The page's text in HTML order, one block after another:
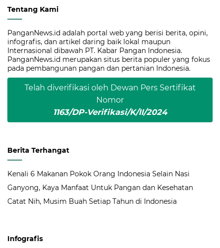
Tentang Kami
PanganNews.id adalah portal web yang berisi berita, opini,
infografis, dan artikel daring baik lokal maupun
Internasional dibawah PT. Kabar Pangan Indonesia.
PanganNews.id merupakan situs berita populer yang fokus
pada pembangunan pangan dan pertanian Indonesia.
Telah diverifikasi oleh Dewan Pers Sertifikat
Nomor
1163/DP-Verifikasi/K/II/2024
Berita Terhangat
Kenali 6 Makanan Pokok Orang Indonesia Selain Nasi
Ganyong, Kaya Manfaat Untuk Pangan dan Kesehatan
Catat Nih, Musim Buah Setiap Tahun di Indonesia
Infografis